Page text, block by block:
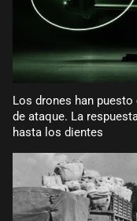
Los drones han
de ataque. La
hasta los dientes